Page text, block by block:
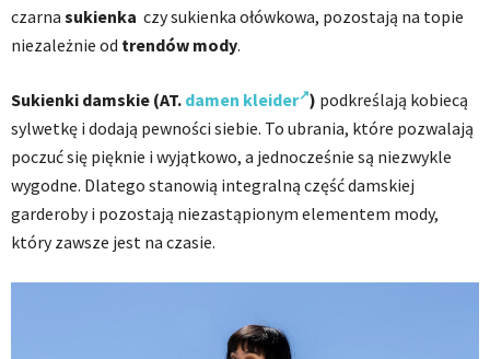
czarna sukienka czy sukienka ołówkowa, pozostają na topie
niezależnie od trendów mody.
Sukienki damskie (AT. damen kleider ) podkreślają kobiecą
sylwetkę i dodają pewności siebie. To ubrania, które pozwalają
poczuć się pięknie i wyjątkowo, a jednocześnie są niezwykle
wygodne. Dlatego stanowią integralną część damskiej
garderoby i pozostają niezastąpionym elementem mody,
który zawsze jest na czasie.